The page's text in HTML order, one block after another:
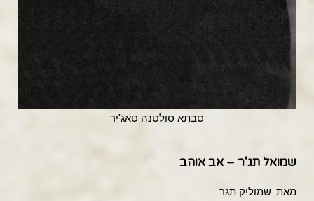
סבתא סולטנה טאג'יר
שמואל תג'ר – אב אוהב
מאת: שמוליק תגר.